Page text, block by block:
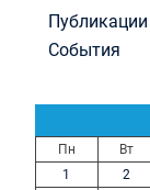
Публикации
События
Пн Вт
1
2